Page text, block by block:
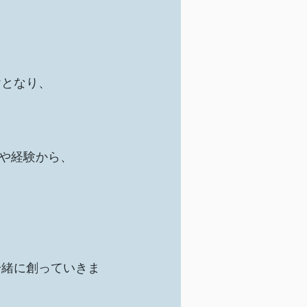
なり、
経験から、
に創っていきま